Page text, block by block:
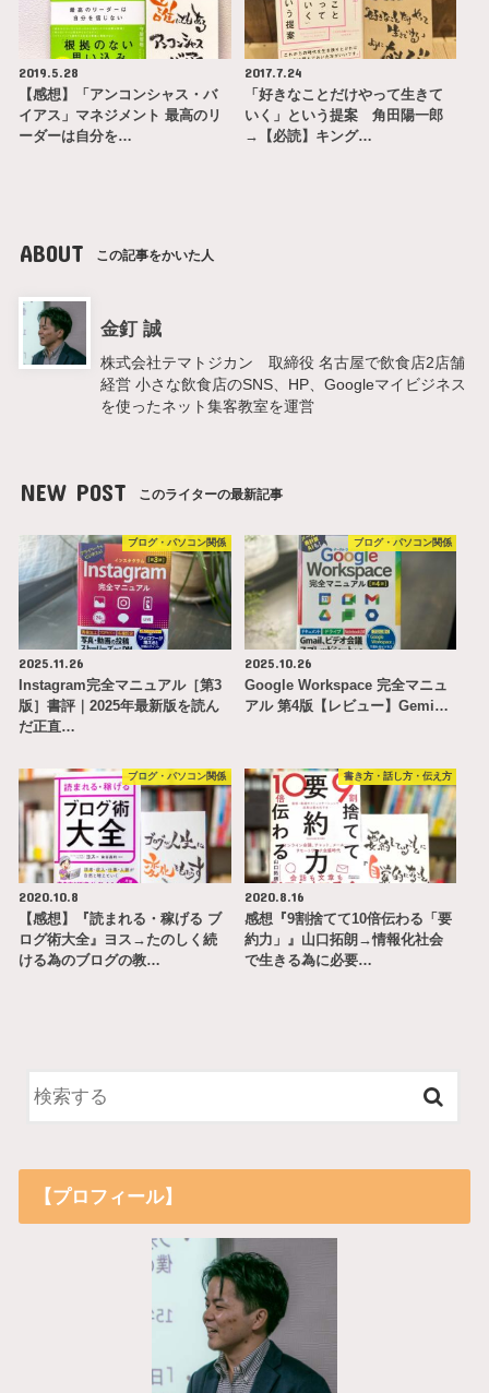
2019.5.28
【感想】「アンコンシャス・バ
イアス」マネジメント 最高のリ
ーダーは自分を…
2017.7.24
「好きなことだけやって生きて
いく」という提案 角田陽一郎
→【必読】キング…
ABOUT この記事をかいた人
金釘 誠
株式会社テマトジカン 取締役 名古屋で飲食店2店舗
経営 小さな飲食店のSNS、HP、Googleマイビジネス
を使ったネット集客教室を運営
NEW POST このライターの最新記事
ブログ・パソコン関係
2025.11.26
Instagram完全マニュアル［第3
版］書評｜2025年最新版を読ん
だ正直…
ブログ・パソコン関係
2025.10.26
Google Workspace 完全マニュ
アル 第4版【レビュー】Gemi…
ブログ・パソコン関係
2020.10.8
【感想】『読まれる・稼げる ブ
ログ術大全』ヨス→たのしく続
ける為のブログの教…
書き方・話し方・伝え方
2020.8.16
感想『9割捨てて10倍伝わる「要
約力」』山口拓朗→情報化社会
で生きる為に必要…
【プロフィール】